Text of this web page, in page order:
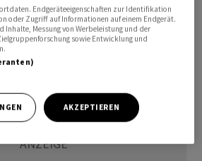
der Bundesbeitrag auf neu 22
Endgeräteeigenschaften zur Identifikation
oder Zugriff auf Informationen auf einem Endgerät.
Inhalte, Messung von Werbeleistung und der
sowie Entwicklung und
AKZEPTIEREN